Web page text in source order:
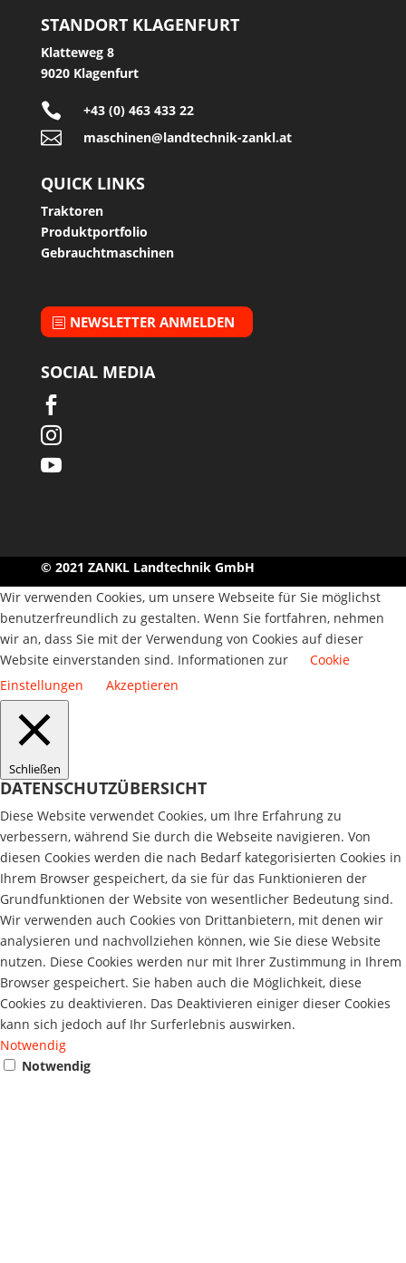
STANDORT KLAGENFURT
Klatteweg 8
9020 Klagenfurt
 +43 (0) 463 433 22
 maschinen@landtechnik-zankl.at
QUICK LINKS
Traktoren
Produktportfolio
Gebrauchtmaschinen
NEWSLETTER ANMELDEN
SOCIAL MEDIA



© 2021 ZANKL Landtechnik GmbH
Wir verwenden Cookies, um unsere Webseite für Sie möglichst
benutzerfreundlich zu gestalten. Wenn Sie fortfahren, nehmen
wir an, dass Sie mit der Verwendung von Cookies auf dieser
Website einverstanden sind. Informationen zur
Cookie
Einstellungen
Akzeptieren
Schließen
DATENSCHUTZÜBERSICHT
Diese Website verwendet Cookies, um Ihre Erfahrung zu
verbessern, während Sie durch die Webseite navigieren. Von
diesen Cookies werden die nach Bedarf kategorisierten Cookies in
Ihrem Browser gespeichert, da sie für das Funktionieren der
Grundfunktionen der Website von wesentlicher Bedeutung sind.
Wir verwenden auch Cookies von Drittanbietern, mit denen wir
analysieren und nachvollziehen können, wie Sie diese Website
nutzen. Diese Cookies werden nur mit Ihrer Zustimmung in Ihrem
Browser gespeichert. Sie haben auch die Möglichkeit, diese
Cookies zu deaktivieren. Das Deaktivieren einiger dieser Cookies
kann sich jedoch auf Ihr Surferlebnis auswirken.
Notwendig
Notwendig